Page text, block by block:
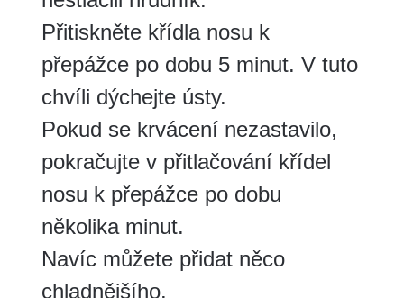
Přitiskněte křídla nosu k
přepážce po dobu 5 minut. V tuto
chvíli dýchejte ústy.
Pokud se krvácení nezastavilo,
pokračujte v přitlačování křídel
nosu k přepážce po dobu
několika minut.
Navíc můžete přidat něco
chladnějšího.